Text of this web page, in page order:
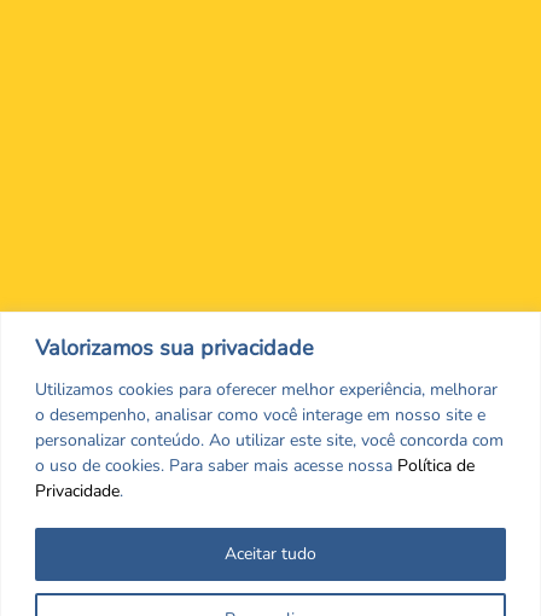
Valorizamos sua privacidade
Utilizamos cookies para oferecer melhor experiência, melhorar
o desempenho, analisar como você interage em nosso site e
personalizar conteúdo. Ao utilizar este site, você concorda com
o uso de cookies. Para saber mais acesse nossa Política de
Privacidade.
Aceitar tudo
Todos os direitos reservados. CRF/MS. Copyrigth ©2026